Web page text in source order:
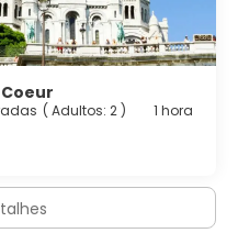
( Adultos: 2 )
1 hora